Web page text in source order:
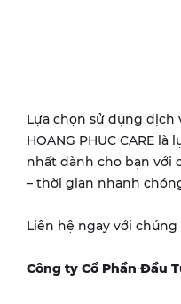
Lựa chọn sử dụng dịch
HOANG PHUC CARE
nhất dành cho bạn với
– thời gian nhanh
Liên hệ ngay với chúng
Công ty Cổ Phần Đầu